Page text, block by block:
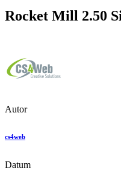
Rocket Mill 2.50
Autor
cs4web
Datum